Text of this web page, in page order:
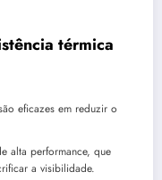
térmica
eficazes em reduzir o
alta performance, que
a visibilidade.